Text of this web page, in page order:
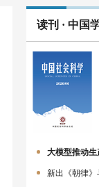
读刊 · 中国
大模型推动
新出《朝律》